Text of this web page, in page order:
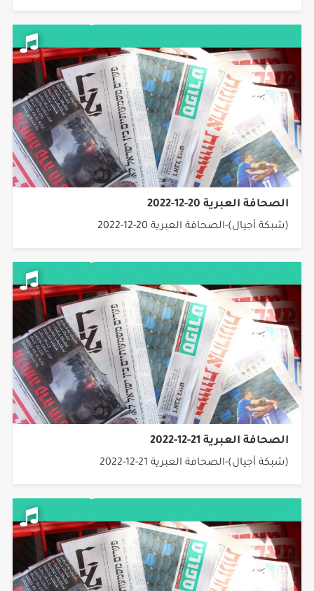
الصحافة العبرية 20-12-2022
(شبكة أجيال)-الصحافة العبرية 20-12-2022
الصحافة العبرية 21-12-2022
(شبكة أجيال)-الصحافة العبرية 21-12-2022